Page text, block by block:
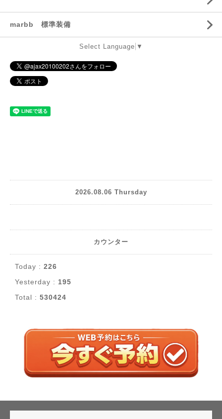
marbb 標準装備
Select Language ▼
2026.08.06 Thursday
カウンター
Today : 226
Yesterday : 195
Total : 530424